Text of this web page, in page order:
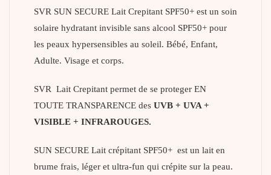
SVR SUN SECURE Lait Crepitant SPF50+ est un soin
solaire hydratant invisible sans alcool SPF50+ pour
les peaux hypersensibles au soleil. Bébé, Enfant,
Adulte. Visage et corps.
SVR Lait Crepitant permet de se proteger EN
TOUTE TRANSPARENCE des UVB + UVA +
VISIBLE + INFRAROUGES.
SUN SECURE Lait crépitant SPF50+ est un lait en
brume frais, léger et ultra-fun qui crépite sur la peau.